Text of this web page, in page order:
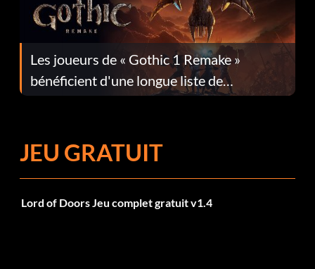
Les joueurs de « Gothic 1 Remake »
bénéficient d'une longue liste de
corrections dans la mise à jour 1.0.4
JEU GRATUIT
Lord of Doors Jeu complet gratuit v1.4